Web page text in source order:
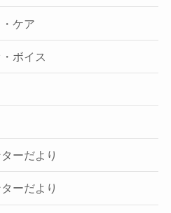
ケア
ボイス
ーだより
ーだより